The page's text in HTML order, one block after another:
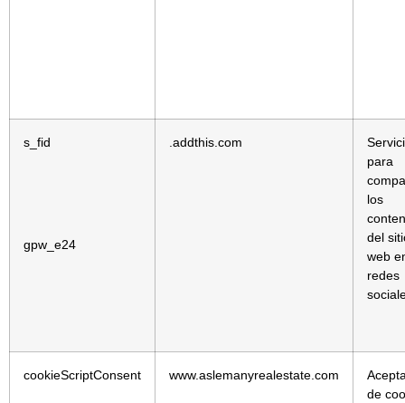
s_fid
gpw_e24
.addthis.com
para
los
del
web
redes
cookieScriptConsent www.aslemanyrealestate.com
de